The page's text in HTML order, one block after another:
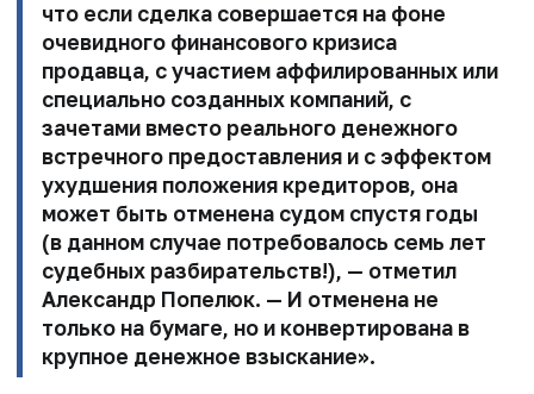
что если сделка совершается на фоне
очевидного финансового кризиса
продавца, с участием аффилированных или
специально созданных компаний, с
зачетами вместо реального денежного
встречного предоставления и с эффектом
ухудшения положения кредиторов, она
может быть отменена судом спустя годы
(в данном случае потребовалось семь лет
судебных разбирательств!), — отметил
Александр Попелюк. — И отменена не
только на бумаге, но и конвертирована в
крупное денежное взыскание».